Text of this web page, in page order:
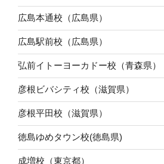
広島本通校（広島県）
広島駅前校（広島県）
弘前イトーヨーカドー校（青森県）
彦根ビバシティ校（滋賀県）
彦根平田校（滋賀県）
徳島ゆめタウン校(徳島県)
成増校（東京都）